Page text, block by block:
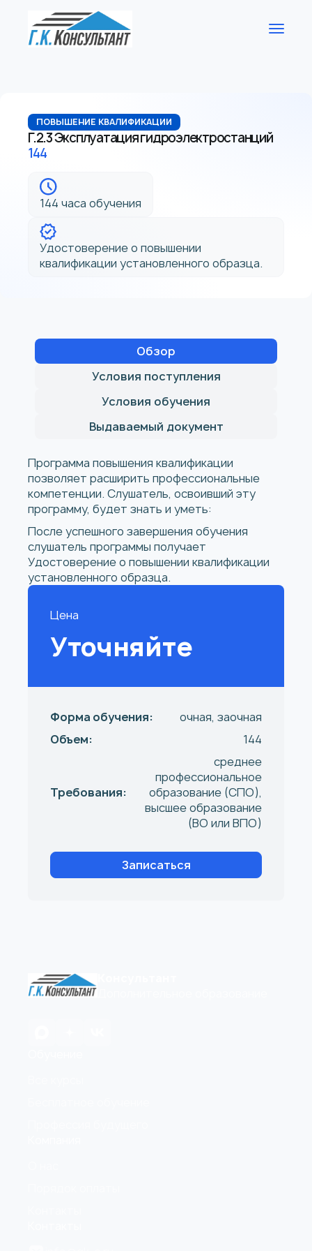
ПОВЫШЕНИЕ КВАЛИФИКАЦИИ
Г.2.3 Эксплуатация гидроэлектростанций
144
144 часа обучения
Удостоверение о повышении
квалификации установленного образца.
Обзор
Условия поступления
Условия обучения
Выдаваемый документ
Программа повышения квалификации
позволяет расширить профессиональные
компетенции. Слушатель, освоивший эту
программу, будет знать и уметь:
После успешного завершения обучения
слушатель программы получает
Удостоверение о повышении квалификации
установленного образца.
Цена
Уточняйте
Форма обучения:
очная, заочная
Объем:
144
Требования:
среднее
профессиональное
образование (СПО),
высшее образование
(ВО или ВПО)
Записаться